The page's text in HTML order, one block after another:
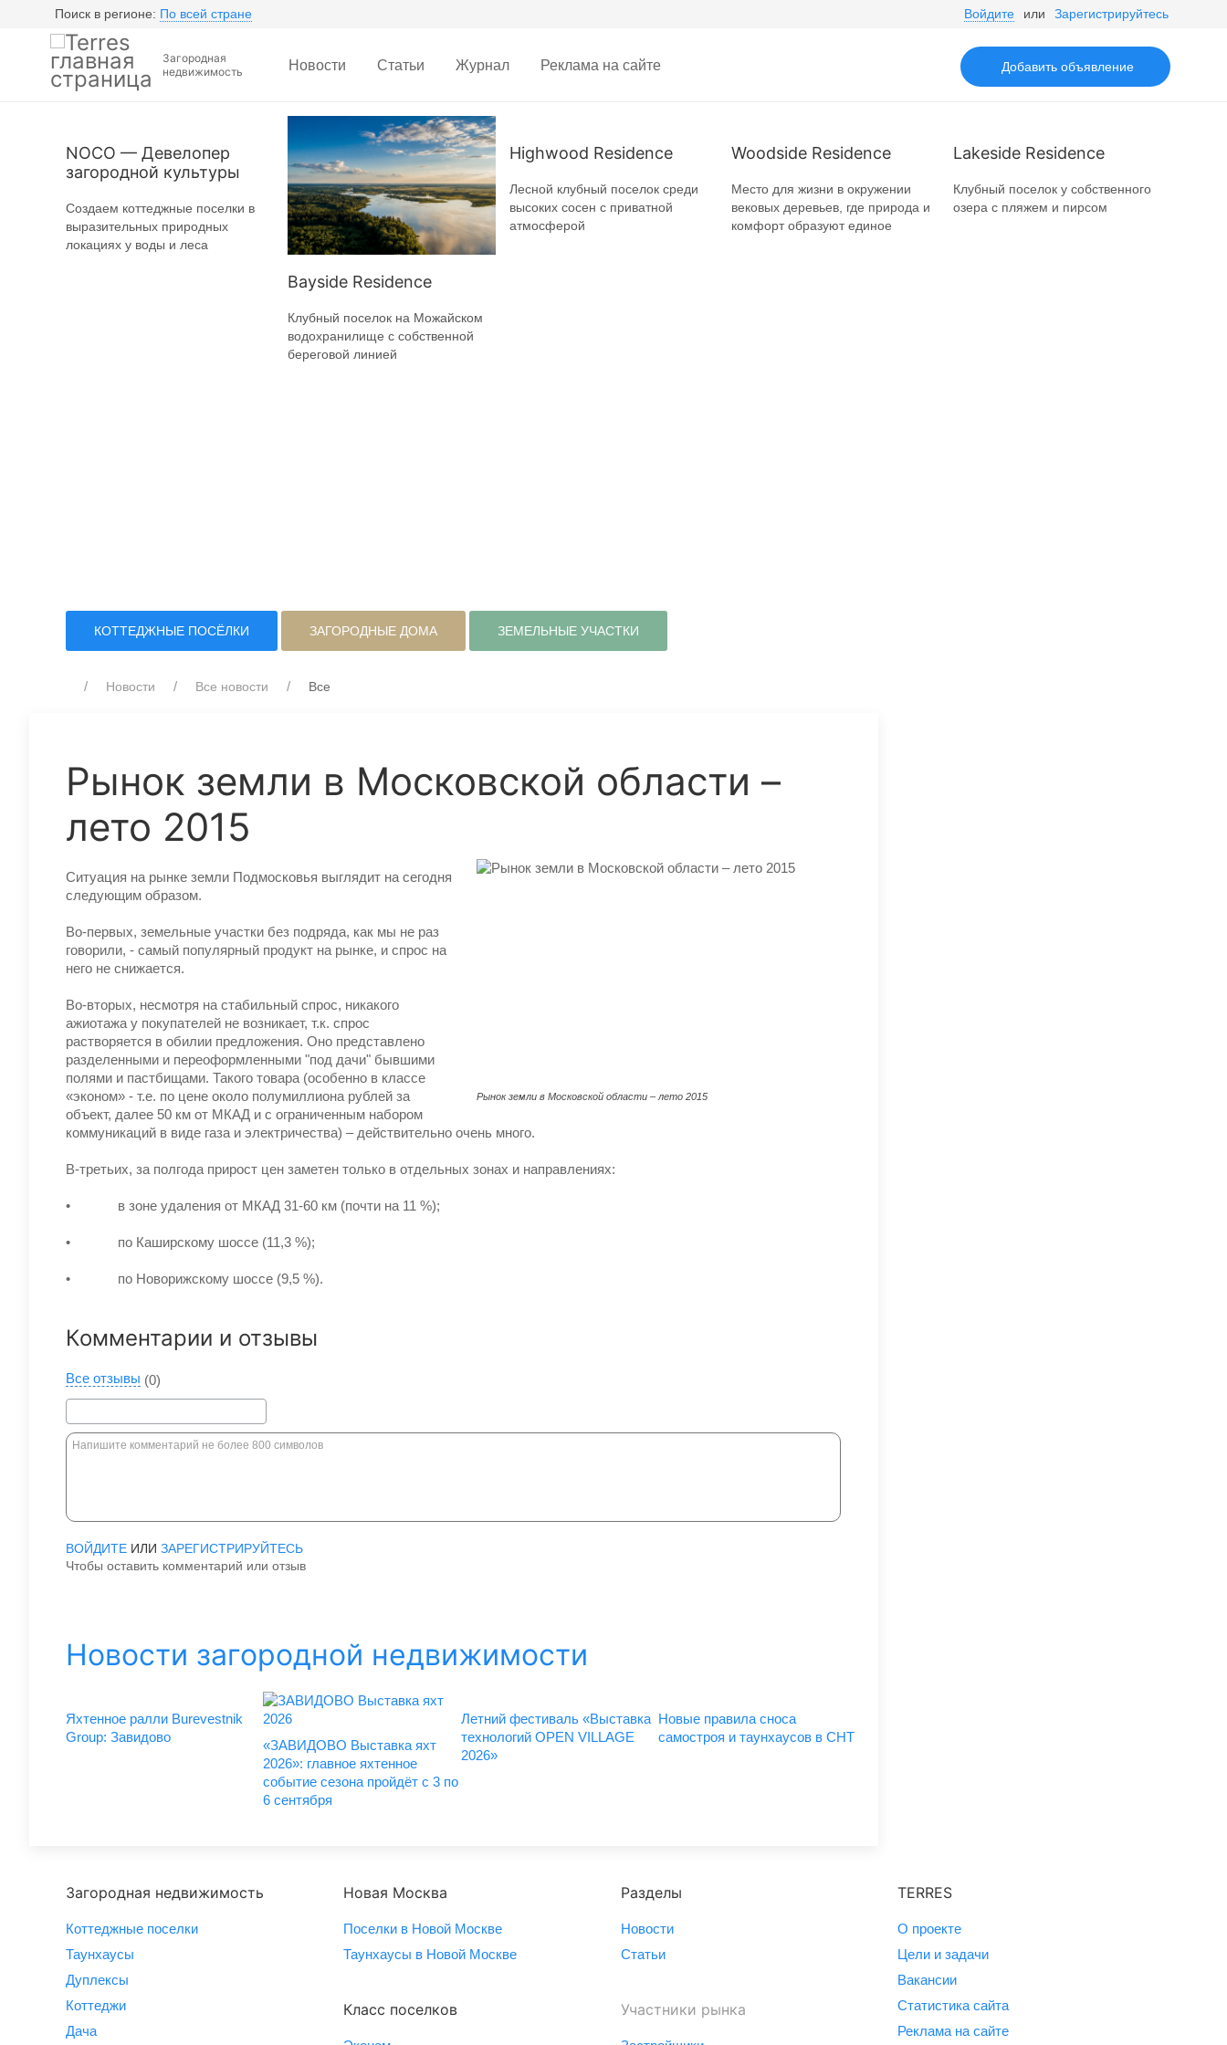
Поиск в регионе: По всей стране Войдите или Зарегистрируйтесь
Загородная
недвижимость
Новости Статьи Журнал Реклама на сайте Добавить объявление
NOCO — Девелопер
загородной культуры
Создаем коттеджные поселки в
выразительных природных
локациях у воды и леса
Bayside Residence
Клубный поселок на Можайском
водохранилище с собственной
береговой линией
Highwood Residence
Лесной клубный поселок среди
высоких сосен с приватной
атмосферой
Woodside Residence
Место для жизни в окружении
вековых деревьев, где природа и
комфорт образуют единое
Lakeside Residence
Клубный поселок у собственного
озера с пляжем и пирсом
КОТТЕДЖНЫЕ ПОСЁЛКИ ЗАГОРОДНЫЕ ДОМА ЗЕМЕЛЬНЫЕ УЧАСТКИ
Новости Все новости Все
Рынок земли в Московской области –
лето 2015
Рынок земли в Московской области – лето 2015
Ситуация на рынке земли Подмосковья выглядит на сегодня
следующим образом.
Во-первых, земельные участки без подряда, как мы не раз
говорили, - самый популярный продукт на рынке, и спрос на
него не снижается.
Во-вторых, несмотря на стабильный спрос, никакого
ажиотажа у покупателей не возникает, т.к. спрос
растворяется в обилии предложения. Оно представлено
разделенными и переоформленными "под дачи" бывшими
полями и пастбищами. Такого товара (особенно в классе
«эконом» - т.е. по цене около полумиллиона рублей за
объект, далее 50 км от МКАД и с ограниченным набором
коммуникаций в виде газа и электричества) – действительно очень много.
В-третьих, за полгода прирост цен заметен только в отдельных зонах и направлениях:
• в зоне удаления от МКАД 31-60 км (почти на 11 %);
• по Каширскому шоссе (11,3 %);
• по Новорижскому шоссе (9,5 %).
Комментарии и отзывы
Все отзывы (0)
ВОЙДИТЕ ИЛИ ЗАРЕГИСТРИРУЙТЕСЬ
Чтобы оставить комментарий или отзыв
Новости загородной недвижимости
Яхтенное ралли Burevestnik
Group: Завидово
«ЗАВИДОВО Выставка яхт
2026»: главное яхтенное
событие сезона пройдёт с 3 по
6 сентября
Летний фестиваль «Выставка
технологий OPEN VILLAGE
2026»
Новые правила сноса
самостроя и таунхаусов в СНТ
Загородная недвижимость
Коттеджные поселки
Таунхаусы
Дуплексы
Коттеджи
Дача
Новая Москва
Поселки в Новой Москве
Таунхаусы в Новой Москве
Класс поселков
Разделы
Новости
Статьи
Участники рынка
TERRES
О проекте
Цели и задачи
Вакансии
Статистика сайта
Реклама на сайте